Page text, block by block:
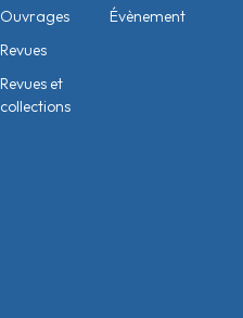
Évènement
Ouvrages
Revues
Revues et
collections